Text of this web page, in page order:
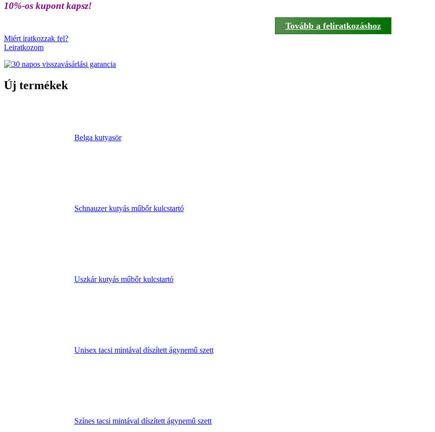
10%-os kupont kapsz!
Tovább a feliratkozáshoz
Miért iratkozzak fel?
Leiratkozom
Új termékek
Belga kutyasör
Schnauzer kutyás műbőr kulcstartó
Uszkár kutyás műbőr kulcstartó
Unisex tacsi mintával díszített ágynemű szett
Színes tacsi mintával díszített ágynemű szett